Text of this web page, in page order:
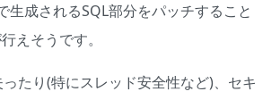
成されるSQL部分をパッチすること
えそうです。
たり(特にスレッド安全性など)、セキ